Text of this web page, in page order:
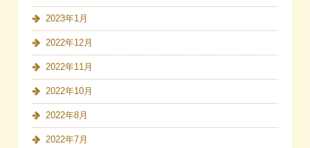
2023年1月
2022年12月
2022年11月
2022年10月
2022年8月
2022年7月